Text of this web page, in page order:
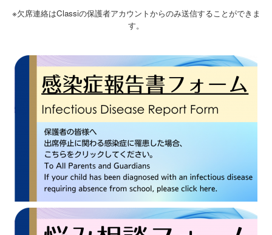
※欠席連絡はClassiの保護者アカウントからのみ送信することができま
す。